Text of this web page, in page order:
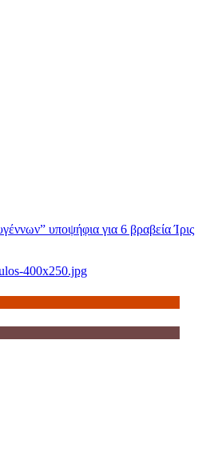
υποψήφια για 6 βραβεία Ίρις